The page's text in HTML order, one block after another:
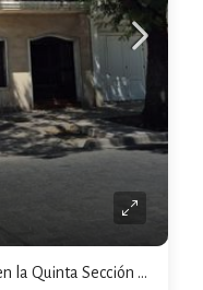
Casa en venta con usos versátiles en la Quinta Sección Residencial Sur